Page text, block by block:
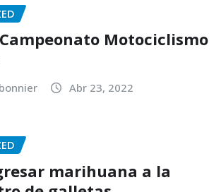
Motociclismo
Abr 23, 2022
marihuana a la